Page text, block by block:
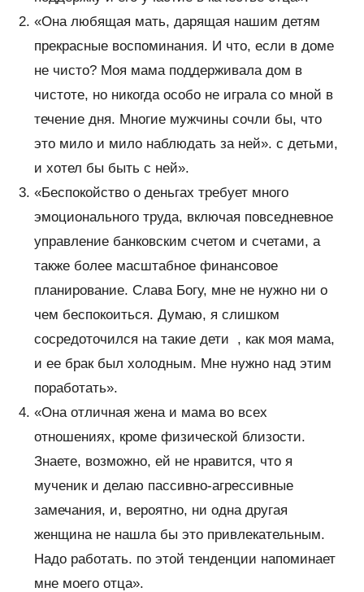
«Она любящая мать, дарящая нашим детям
прекрасные воспоминания. И что, если в доме
не чисто? Моя мама поддерживала дом в
чистоте, но никогда особо не играла со мной в
течение дня. Многие мужчины сочли бы, что
это мило и мило наблюдать за ней». с детьми,
и хотел бы быть с ней».
«Беспокойство о деньгах требует много
эмоционального труда, включая повседневное
управление банковским счетом и счетами, а
также более масштабное финансовое
планирование. Слава Богу, мне не нужно ни о
чем беспокоиться. Думаю, я слишком
сосредоточился на такие дети , как моя мама,
и ее брак был холодным. Мне нужно над этим
поработать».
«Она отличная жена и мама во всех
отношениях, кроме физической близости.
Знаете, возможно, ей не нравится, что я
мученик и делаю пассивно-агрессивные
замечания, и, вероятно, ни одна другая
женщина не нашла бы это привлекательным.
Надо работать. по этой тенденции напоминает
мне моего отца».